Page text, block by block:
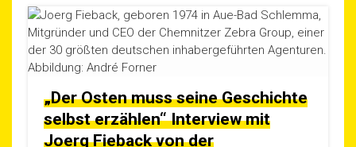
„Der Osten muss seine Geschichte
selbst erzählen“ Interview mit
Joerg Fieback von der